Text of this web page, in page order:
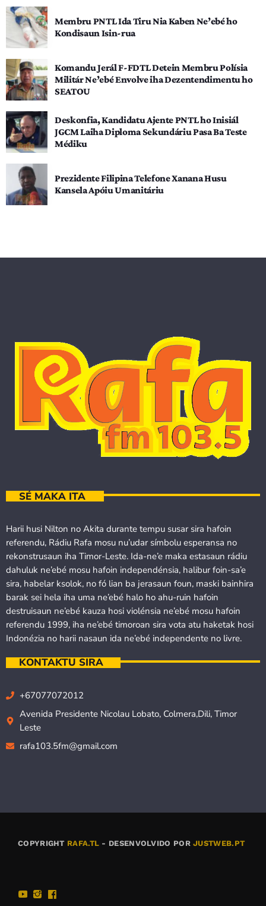
Membru PNTL Ida Tiru Nia Kaben Ne’ebé ho
Kondisaun Isin-rua
Komandu Jerál F-FDTL Detein Membru Polísia
Militár Ne’ebé Envolve iha Dezentendimentu ho
SEATOU
Deskonfia, Kandidatu Ajente PNTL ho Inisiál
JGCM Laiha Diploma Sekundáriu Pasa Ba Teste
Médiku
Prezidente Filipina Telefone Xanana Husu
Kansela Apóiu Umanitáriu
SÉ MAKA ITA
Harii husi Nilton no Akita durante tempu susar sira hafoin
referendu, Rádiu Rafa mosu nu’udar símbolu esperansa no
rekonstrusaun iha Timor-Leste. Ida-ne’e maka estasaun rádiu
dahuluk ne’ebé mosu hafoin independénsia, halibur foin-sa’e
sira, habelar ksolok, no fó lian ba jerasaun foun, maski bainhira
barak sei hela iha uma ne’ebé halo ho ahu-ruin hafoin
destruisaun ne’ebé kauza hosi violénsia ne’ebé mosu hafoin
referendu 1999, iha ne’ebé timoroan sira vota atu haketak hosi
Indonézia no harii nasaun ida ne’ebé independente no livre.
KONTAKTU SIRA
+67077072012
Avenida Presidente Nicolau Lobato, Colmera,Dili, Timor
Leste
rafa103.5fm@gmail.com
COPYRIGHT RAFA.TL - DESENVOLVIDO PORJUSTWEB.PT